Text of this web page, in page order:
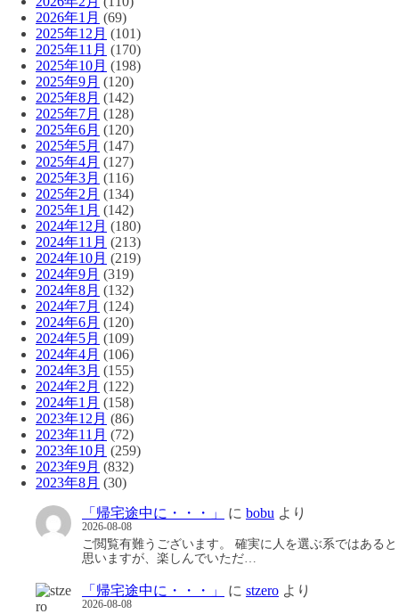
2026年1月 (69)
2025年12月 (101)
2025年11月 (170)
2025年10月 (198)
2025年9月 (120)
2025年8月 (142)
2025年7月 (128)
2025年6月 (120)
2025年5月 (147)
2025年4月 (127)
2025年3月 (116)
2025年2月 (134)
2025年1月 (142)
2024年12月 (180)
2024年11月 (213)
2024年10月 (219)
2024年9月 (319)
2024年8月 (132)
2024年7月 (124)
2024年6月 (120)
2024年5月 (109)
2024年4月 (106)
2024年3月 (155)
2024年2月 (122)
2024年1月 (158)
2023年12月 (86)
2023年11月 (72)
2023年10月 (259)
2023年9月 (832)
2023年8月 (30)
「帰宅途中に・・・」
に bobu より
2026-08-08
ご閲覧有難うございます。 確実に人を選ぶ系ではあると
思いますが、楽しんでいただ…
「帰宅途中に・・・」 に stzero より
2026-08-08